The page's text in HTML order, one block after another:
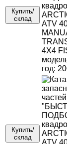
Купить/
склад
Купить/
склад